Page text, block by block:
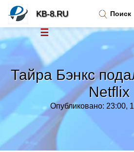
Тайра Бэнкс
Netflix
Опубликовано: 23:00,
Поиск
KB-8.RU
☰
Новости
Тренды новостей »
Рубрики»